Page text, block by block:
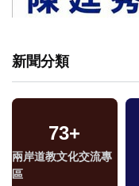
新聞分類
73+
兩岸道教文化交流專
區